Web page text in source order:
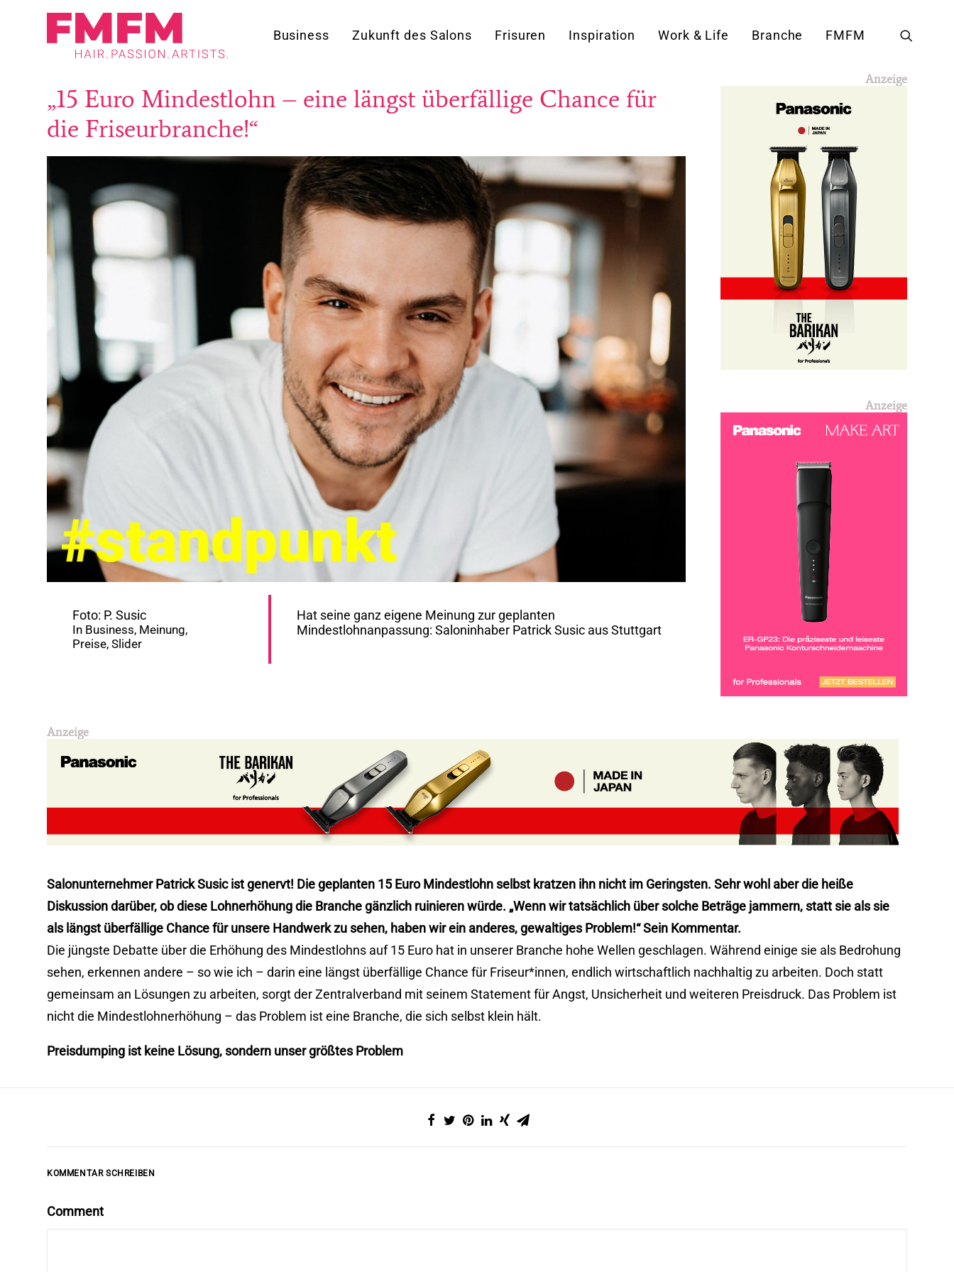
Business Zukunft des Salons Frisuren Inspiration Work & Life Branche FMFM
„15 Euro Mindestlohn – eine längst überfällige Chance für
die Friseurbranche!“
Foto: P. Susic
In Business, Meinung,
Preise, Slider
Hat seine ganz eigene Meinung zur geplanten
Mindestlohnanpassung: Saloninhaber Patrick Susic aus Stuttgart
Anzeige
Anzeige
Anzeige
Salonunternehmer Patrick Susic ist genervt! Die geplanten 15 Euro Mindestlohn selbst kratzen ihn nicht im Geringsten. Sehr wohl aber die heiße
Diskussion darüber, ob diese Lohnerhöhung die Branche gänzlich ruinieren würde. „Wenn wir tatsächlich über solche Beträge jammern, statt sie als sie
als längst überfällige Chance für unsere Handwerk zu sehen, haben wir ein anderes, gewaltiges Problem!“ Sein Kommentar.
Die jüngste Debatte über die Erhöhung des Mindestlohns auf 15 Euro hat in unserer Branche hohe Wellen geschlagen. Während einige sie als Bedrohung
sehen, erkennen andere – so wie ich – darin eine längst überfällige Chance für Friseur*innen, endlich wirtschaftlich nachhaltig zu arbeiten. Doch statt
gemeinsam an Lösungen zu arbeiten, sorgt der Zentralverband mit seinem Statement für Angst, Unsicherheit und weiteren Preisdruck. Das Problem ist
nicht die Mindestlohnerhöhung – das Problem ist eine Branche, die sich selbst klein hält.
Preisdumping ist keine Lösung, sondern unser größtes Problem
KOMMENTAR SCHREIBEN
Comment